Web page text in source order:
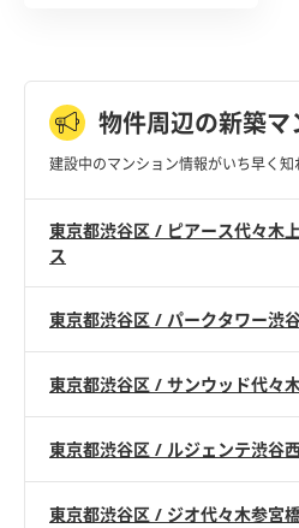
物件周辺の新築
建設中のマンション情報がいち早く知
東京都渋谷区 / ピアース代々木
ス
東京都渋谷区 / パークタワー渋
東京都渋谷区 / サンウッド代々
東京都渋谷区 / ルジェンテ渋谷
東京都渋谷区 / ジオ代々木参宮